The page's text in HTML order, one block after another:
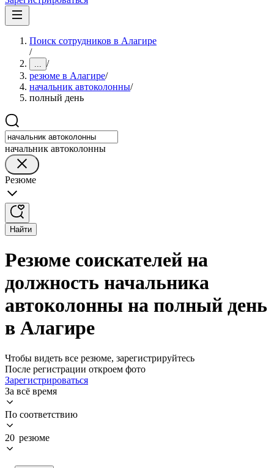
Поиск сотрудников в Алагире
/
... /
резюме в Алагире/
начальник автоколонны/
полный день
начальник автоколонны
Резюме
Найти
Резюме соискателей на
должность начальника
автоколонны на полный день
в Алагире
Чтобы видеть все резюме, зарегистрируйтесь
После регистрации откроем фото
Зарегистрироваться
За всё время
По соответствию
20 резюме